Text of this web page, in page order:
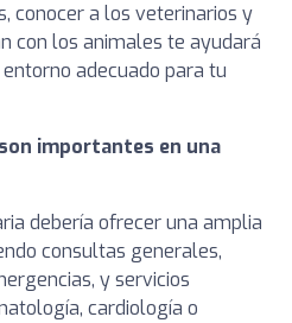
conocer a los veterinarios y
con los animales te ayudará
adecuado para tu
importantes en una
debería ofrecer una amplia
consultas generales,
y servicios
cardiología o